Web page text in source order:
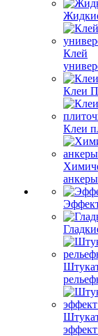
Клей
Клеи
Клеи
анкеры